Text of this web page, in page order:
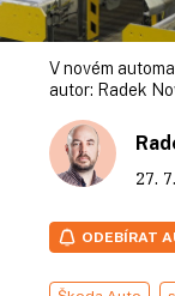
V novém
autor: Radek
27.
ODEBÍRAT